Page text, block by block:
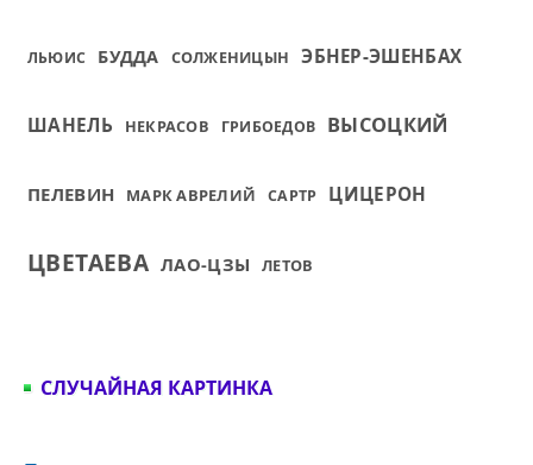
ЛЬЮИС БУДДА СОЛЖЕНИЦЫН ЭБНЕР-ЭШЕНБАХ
ШАНЕЛЬ НЕКРАСОВ ГРИБОЕДОВ ВЫСОЦКИЙ
ПЕЛЕВИН МАРК АВРЕЛИЙ САРТР ЦИЦЕРОН
ЦВЕТАЕВА ЛАО-ЦЗЫ ЛЕТОВ
СЛУЧАЙНАЯ КАРТИНКА